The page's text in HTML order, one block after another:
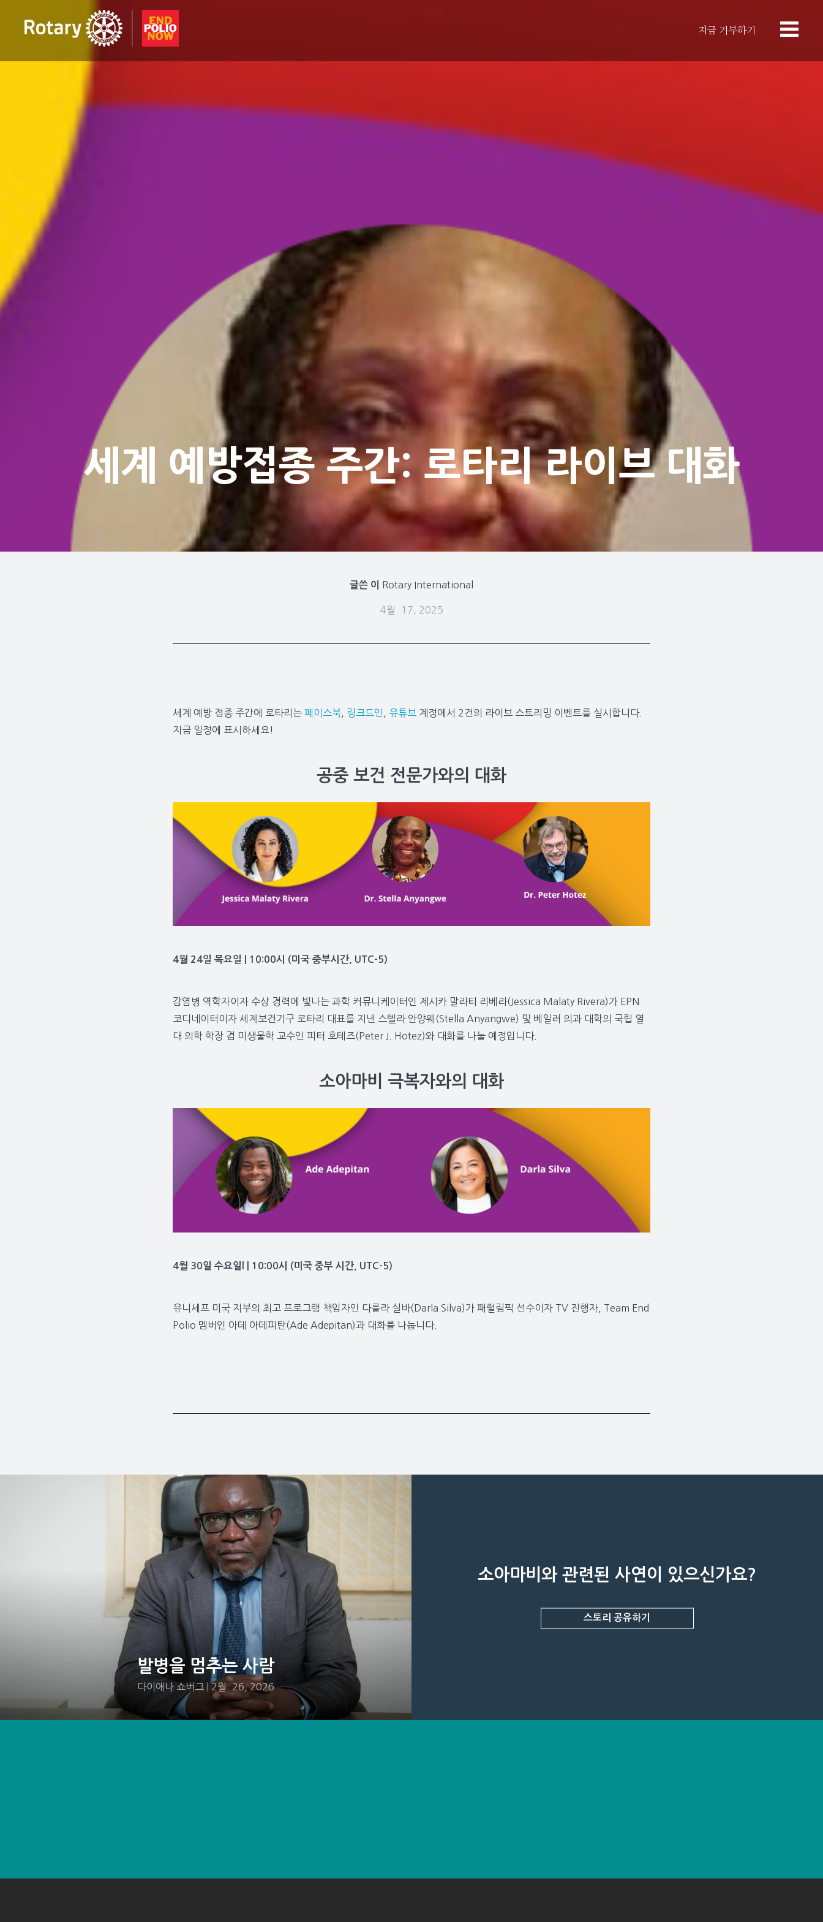
지금 기부하기
세계 예방접종 주간: 로타리 라이브 대화
글쓴 이 Rotary International
4월. 17, 2025
세계 예방 접종 주간에 로타리는 페이스북 링크드인 유튜브 계정에서 2건의 라이브 스트리밍 이벤트를 실시합니다.
지금 일정에 표시하세요!
공중 보건 전문가와의 대화
4월 24일 목요일 | 10:00시 (미국 중부시간, UTC-5)
감염병 역학자이자 수상 경력에 빛나는 과학 커뮤니케이터인 제시카 말라티 리베라(Jessica Malaty Rivera)가 EPN
코디네이터이자 세계보건기구 로타리 대표를 지낸 스텔라 안양웨(Stella Anyangwe) 및 베일러 의과 대학의 국립 열
대 의학 학장 겸 미생물학 교수인 피터 호테즈(Peter J. Hotez)와 대화를 나눌 예정입니다.
소아마비 극복자와의 대화
4월 30일 수요일l | 10:00시 (미국 중부 시간, UTC-5)
유니세프 미국 지부의 최고 프로그램 책임자인 다를라 실바(Darla Silva)가 패럴림픽 선수이자 TV 진행자, Team End
Polio 멤버인 아데 아데피탄(Ade Adepitan)과 대화를 나눕니다.
소아마비와 관련된 사연이 있으신가요?
스토리 공유하기
발병을 멈추는 사람
다이애나 쇼버그 | 2월. 26, 2026